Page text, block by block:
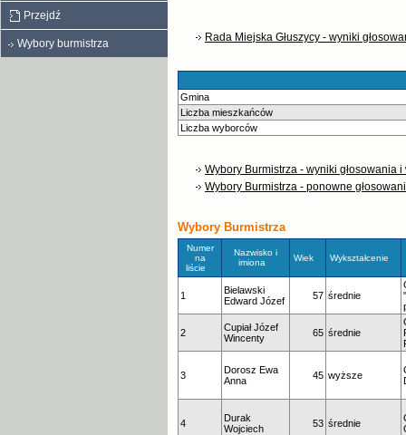
Rada Miejska Głuszycy - wyniki
Gmina
Liczba mieszkańców
Liczba wyborców
Wybory Burmistrza - wyniki głosowania
Wybory Burmistrza - ponowne
Wybory Burmistrza
Numer
na
liście
Nazwisko i
imiona
Wiek Wykształcenie
1
Bielawski
Edward Józef
57 średnie
2
Cupiał Józef
Wincenty
65 średnie
3
Dorosz Ewa
Anna
45 wyższe
4
Durak
Wojciech
53 średnie
Przejdź
Wybory burmistrza